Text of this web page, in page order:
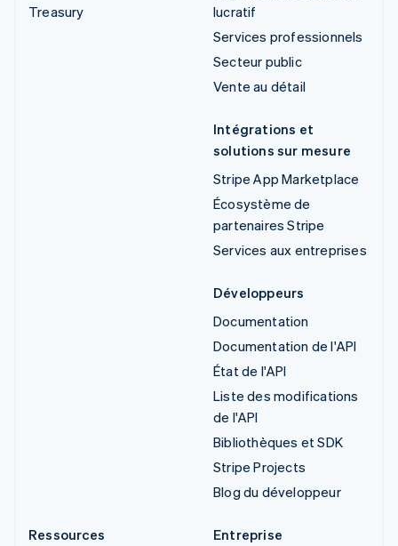
Treasury
lucratif
Services professionnels
Secteur public
Vente au détail
Intégrations et
solutions sur mesure
Stripe App Marketplace
Écosystème de
partenaires Stripe
Services aux entreprises
Développeurs
Documentation
Documentation de l'API
État de l'API
Liste des modifications
de l'API
Bibliothèques et SDK
Stripe Projects
Blog du développeur
Ressources
Entreprise